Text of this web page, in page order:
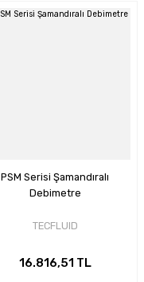
PSM Serisi Şamandıralı
Debimetre
TECFLUID
16.816,51 TL